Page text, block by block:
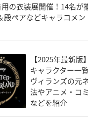
用の衣装展開催！14名が
殿ペアなどキャラコメン
【2025年最新版
キャラクター一
ヴィランズの元
法やアニメ・コ
などを紹介